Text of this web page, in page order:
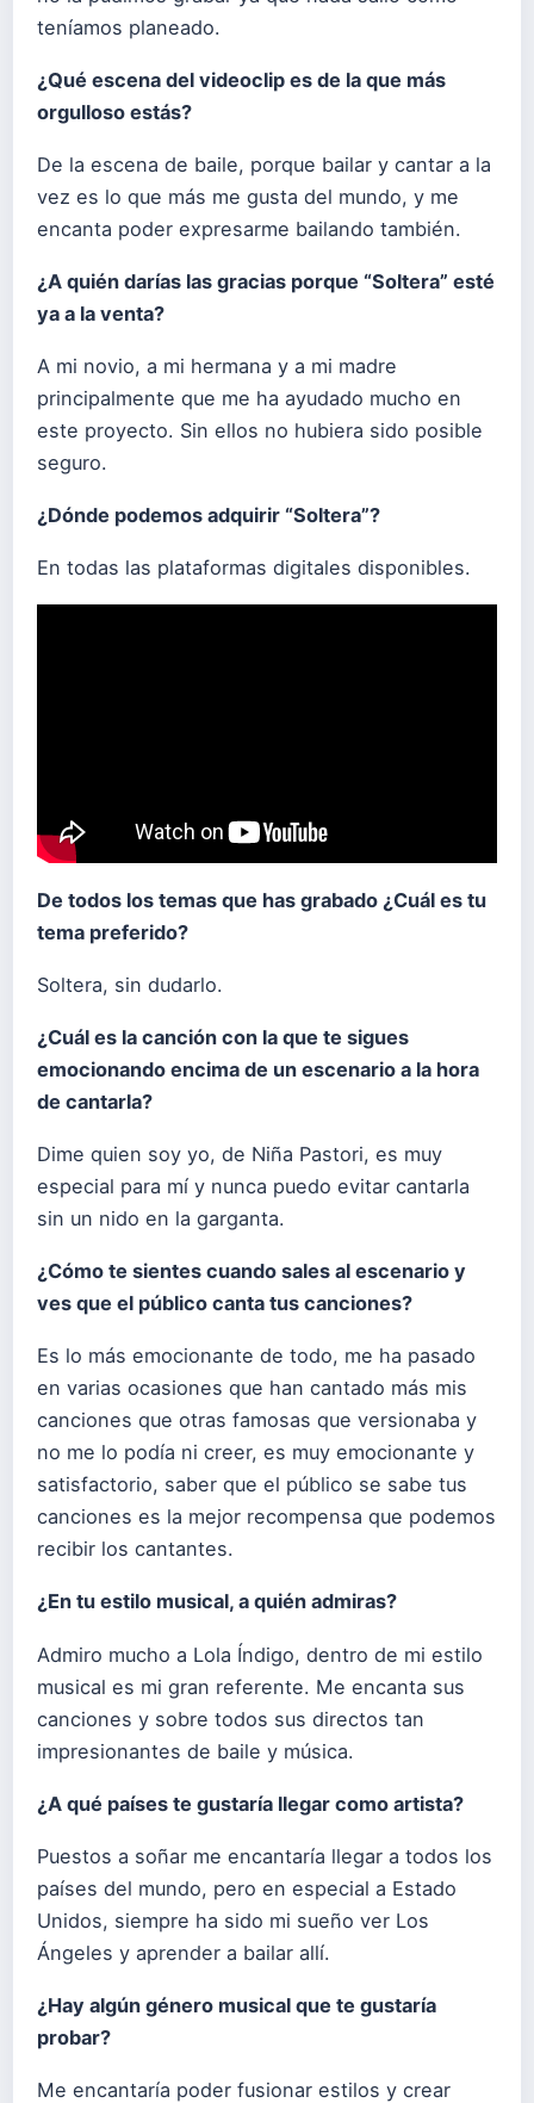
teníamos planeado.
¿Qué escena del videoclip es de la que más
orgulloso estás?
De la escena de baile, porque bailar y cantar a la
vez es lo que más me gusta del mundo, y me
encanta poder expresarme bailando también.
¿A quién darías las gracias porque “Soltera” esté
ya a la venta?
A mi novio, a mi hermana y a mi madre
principalmente que me ha ayudado mucho en
este proyecto. Sin ellos no hubiera sido posible
seguro.
¿Dónde podemos adquirir “Soltera”?
En todas las plataformas digitales disponibles.
De todos los temas que has grabado ¿Cuál es tu
tema preferido?
Soltera, sin dudarlo.
¿Cuál es la canción con la que te sigues
emocionando encima de un escenario a la hora
de cantarla?
Dime quien soy yo, de Niña Pastori, es muy
especial para mí y nunca puedo evitar cantarla
sin un nido en la garganta.
¿Cómo te sientes cuando sales al escenario y
ves que el público canta tus canciones?
Es lo más emocionante de todo, me ha pasado
en varias ocasiones que han cantado más mis
canciones que otras famosas que versionaba y
no me lo podía ni creer, es muy emocionante y
satisfactorio, saber que el público se sabe tus
canciones es la mejor recompensa que podemos
recibir los cantantes.
¿En tu estilo musical, a quién admiras?
Admiro mucho a Lola Índigo, dentro de mi estilo
musical es mi gran referente. Me encanta sus
canciones y sobre todos sus directos tan
impresionantes de baile y música.
¿A qué países te gustaría llegar como artista?
Puestos a soñar me encantaría llegar a todos los
países del mundo, pero en especial a Estado
Unidos, siempre ha sido mi sueño ver Los
Ángeles y aprender a bailar allí.
¿Hay algún género musical que te gustaría
probar?
Me encantaría poder fusionar estilos y crear